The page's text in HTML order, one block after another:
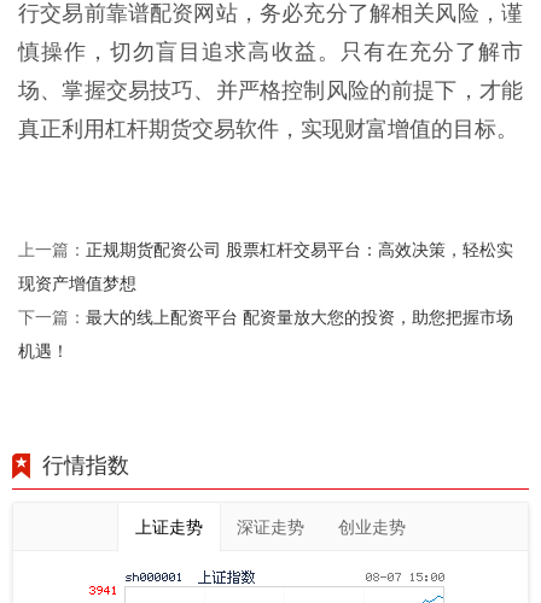
行交易前靠谱配资网站，务必充分了解相关风险，谨
慎操作，切勿盲目追求高收益。只有在充分了解市
场、掌握交易技巧、并严格控制风险的前提下，才能
真正利用杠杆期货交易软件，实现财富增值的目标。
上一篇： 正规期货配资公司 股票杠杆交易平台：高效决策，轻松实
现资产增值梦想
下一篇： 最大的线上配资平台 配资量放大您的投资，助您把握市场
机遇！
行情指数
上证走势 深证走势 创业走势